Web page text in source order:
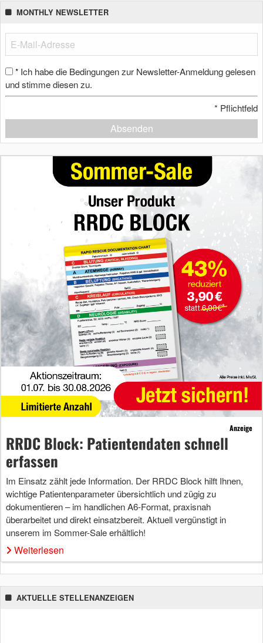
MONTHLY NEWSLETTER
* Ich habe die Bedingungen zur Newsletter-Anmeldung gelesen
und stimme diesen zu.
* Pflichtfeld
Absenden
Anzeige
RRDC Block: Patientendaten schnell
erfassen
Im Einsatz zählt jede Information. Der RRDC Block hilft Ihnen,
wichtige Patientenparameter übersichtlich und zügig zu
dokumentieren – im handlichen A6-Format, praxisnah
überarbeitet und direkt einsatzbereit. Aktuell vergünstigt in
unserem im Sommer-Sale erhältlich!
Weiterlesen
AKTUELLE STELLENANZEIGEN